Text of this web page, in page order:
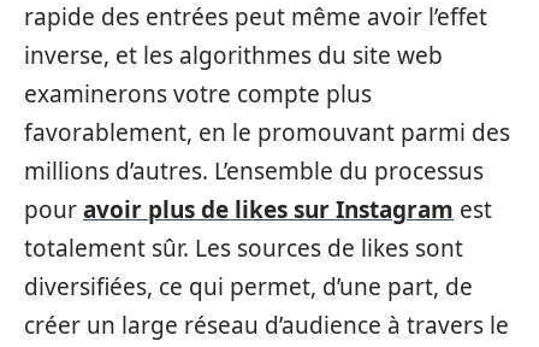
rapide des entrées peut même avoir l’effet
inverse, et les algorithmes du site web
examinerons votre compte plus
favorablement, en le promouvant parmi des
millions d’autres. L’ensemble du processus
pouravoir plus de likes sur Instagram est
totalement sûr. Les sources de likes sont
diversifiées, ce qui permet, d’une part, de
créer un large réseau d’audience à travers le